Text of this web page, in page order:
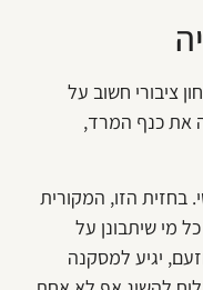
ציבורי חשוב על
את כנף המרד,
בחזית הזו, המקורית
מי שיתבונן על
יגיע למסקנה